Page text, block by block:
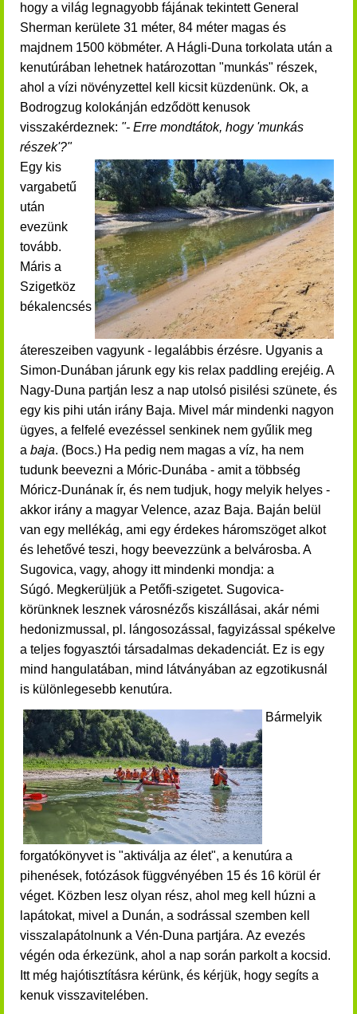
hogy a világ legnagyobb fájának tekintett General
Sherman kerülete 31 méter, 84 méter magas és
majdnem 1500 köbméter. A Hágli-Duna torkolata után a
kenutúrában lehetnek határozottan "munkás" részek,
ahol a vízi növényzettel kell kicsit küzdenünk. Ok, a
Bodrogzug kolokánján edződött kenusok
visszakérdeznek: "- Erre mondtátok, hogy 'munkás
részek'?"
Egy kis
vargabetű
után
evezünk
tovább.
Máris a
Szigetköz
békalencsés
átereszeiben vagyunk - legalábbis érzésre. Ugyanis a
Simon-Dunában járunk egy kis relax paddling erejéig. A
Nagy-Duna partján lesz a nap utolsó pisilési szünete, és
egy kis pihi után irány Baja. Mivel már mindenki nagyon
ügyes, a felfelé evezéssel senkinek nem gyűlik meg
a baja. (Bocs.) Ha pedig nem magas a víz, ha nem
tudunk beevezni a Móric-Dunába - amit a többség
Móricz-Dunának ír, és nem tudjuk, hogy melyik helyes -
akkor irány a magyar Velence, azaz Baja. Baján belül
van egy mellékág, ami egy érdekes háromszöget alkot
és lehetővé teszi, hogy beevezzünk a belvárosba. A
Sugovica, vagy, ahogy itt mindenki mondja: a
Súgó. Megkerüljük a Petőfi-szigetet. Sugovica-
körünknek lesznek városnézős kiszállásai, akár némi
hedonizmussal, pl. lángosozással, fagyizással spékelve
a teljes fogyasztói társadalmas dekadenciát. Ez is egy
mind hangulatában, mind látványában az egzotikusnál
is különlegesebb kenutúra.
Bármelyik
forgatókönyvet is "aktiválja az élet", a kenutúra a
pihenések, fotózások függvényében 15 és 16 körül ér
véget. Közben lesz olyan rész, ahol meg kell húzni a
lapátokat, mivel a Dunán, a sodrással szemben kell
visszalapátolnunk a Vén-Duna partjára. Az evezés
végén oda érkezünk, ahol a nap során parkolt a kocsid.
Itt még hajótisztításra kérünk, és kérjük, hogy segíts a
kenuk visszavitelében.